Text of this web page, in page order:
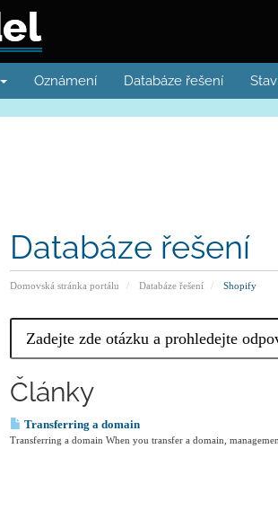
Oznámení Databáze řešení
Databáze řešení
Domovská stránka portálu Databáze řešení Shopify
Články
Transferring a domain
Transferring a domain When you transfer a domain,